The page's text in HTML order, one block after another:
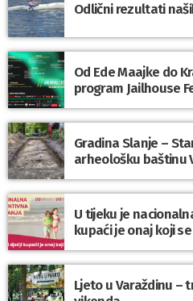
Odlični rezultati
Od Ede Maajke do
program Jailhouse
Gradina Slanje –
arheološku baštinu
U tijeku je
kupaći je onaj koji
Ljeto u Varaždinu –